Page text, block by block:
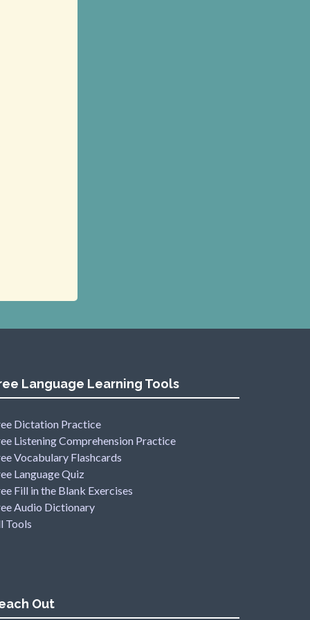
Language Learning Tools
Dictation Practice
Listening Comprehension Practice
Vocabulary Flashcards
Language Quiz
Fill in the Blank Exercises
Audio Dictionary
Tools
Out